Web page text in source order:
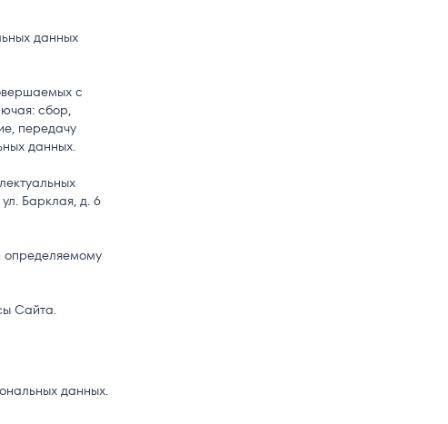
данных
с
сбор,
передачу
данных.
Барклая, д. 6
Сайта.
данных.